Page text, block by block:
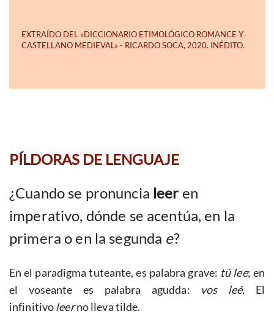
PÍLDORAS DE LENGUAJE
¿Cuando se pronuncia leer en
imperativo, dónde se acentúa, en la
primera o en la segunda e?
En el paradigma tuteante, es palabra grave: tú lee; en
el voseante es palabra agudda: vos leé. El
infinitivoleerno lleva tilde.